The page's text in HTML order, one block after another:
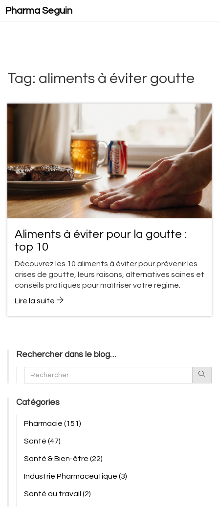
Pharma Seguin
Tag: aliments à éviter goutte
Aliments à éviter pour la goutte :
top 10
Découvrez les 10 aliments à éviter pour prévenir les
crises de goutte, leurs raisons, alternatives saines et
conseils pratiques pour maîtriser votre régime.
Lire la suite
Rechercher dans le blog…
Catégories
Pharmacie (151)
Santé (47)
Santé & Bien-être (22)
Industrie Pharmaceutique (3)
Santé au travail (2)